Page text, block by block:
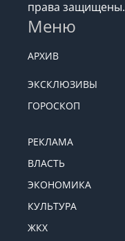
права защищены.
Меню
АРХИВ
ЭКСКЛЮЗИВЫ
ГОРОСКОП
РЕКЛАМА
ВЛАСТЬ
ЭКОНОМИКА
КУЛЬТУРА
ЖКХ